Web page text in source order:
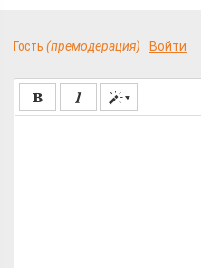
Гость (премодерация) Войти